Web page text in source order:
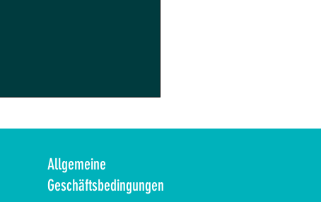
Allgemeine
Geschäftsbedingungen